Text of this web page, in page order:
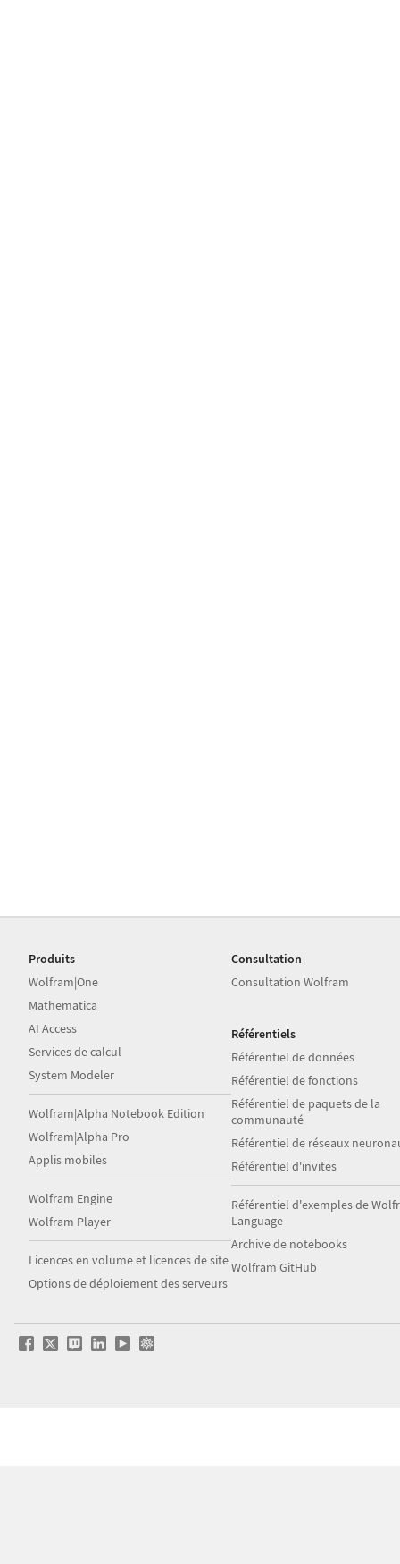
Produits
Wolfram|One
Mathematica
AI Access
Services de calcul
System Modeler
Wolfram|Alpha Notebook Edition
Wolfram|Alpha Pro
Applis mobiles
Wolfram Engine
Wolfram Player
Licences en volume et licences de site
Options de déploiement des serveurs
Consultation
Consultation Wolfram
Référentiels
Référentiel de données
Référentiel de fonctions
Référentiel de paquets de la
communauté
Référentiel de réseaux
Référentiel d'invites
Référentiel d'exemples de
Language
Archive de notebooks
Wolfram GitHub